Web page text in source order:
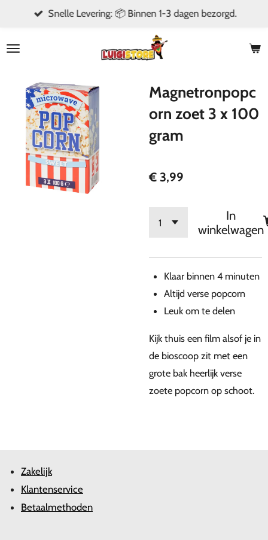
naar
hoofdinhoud
Snelle Levering: 📦 Binnen 1-3 dagen bezorgd.
Magnetronpopc
orn zoet 3 x 100
gram
€ 3,99
In
winkelwagen
Klaar binnen 4 minuten
Altijd verse popcorn
Leuk om te delen
Kijk thuis een film alsof je in
de bioscoop zit met een
grote bak heerlijk verse
zoete popcorn op schoot.
Zakelijk
Klantenservice
Betaalmethoden